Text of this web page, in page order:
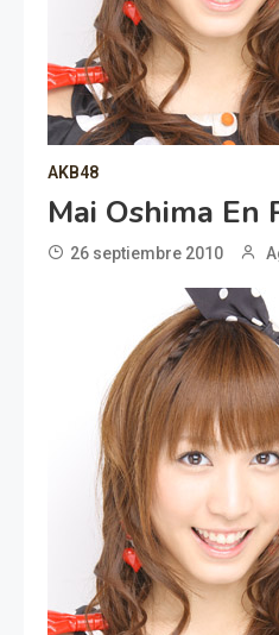
AKB48
Mai Oshima En
26 septiembre 2010